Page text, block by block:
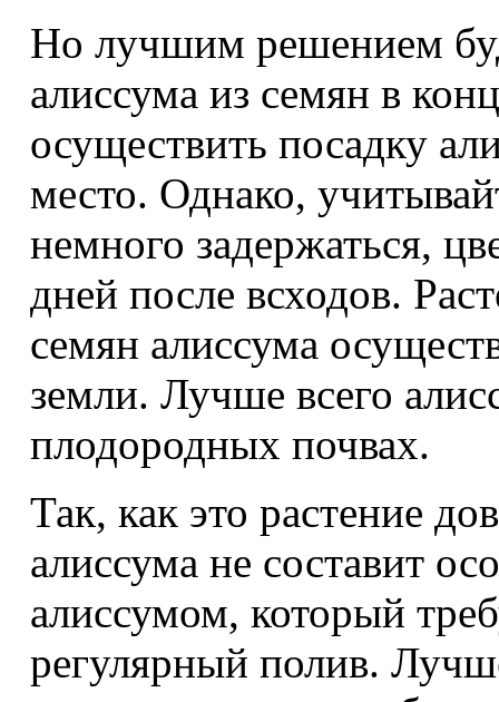
Но лучшим решением
алиссума из семян в
осуществить посадку
место. Однако,
немного задержаться,
дней после всходов.
семян алиссума
земли. Лучше всего
плодородных почвах.
Так, как это растение
алиссума не составит
алиссумом, который
регулярный полив.